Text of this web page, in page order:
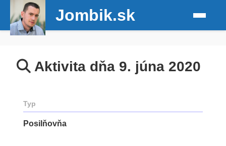
Jombik.sk
Aktivita dňa 9. júna 2020
Typ
Posilňovňa